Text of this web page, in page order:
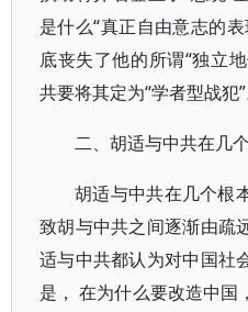
是什么“真正自由意志的
底丧失了他的所谓“独立
共要将其定为“学者型战犯”
二、胡适与中共在几
胡适与中共在几个根
致胡与中共之间逐渐由疏
适与中共都认为对中国社
是， 在为什么要改造中国